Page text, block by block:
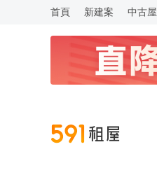
首頁 新建案 中古屋